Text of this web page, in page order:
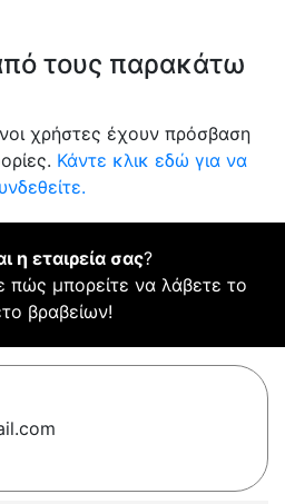
τους παρακάτω
χρήστες έχουν πρόσβαση
Κάντε κλικ εδώ για να
η εταιρεία σας?
πώς μπορείτε να λάβετε το
βραβείων!